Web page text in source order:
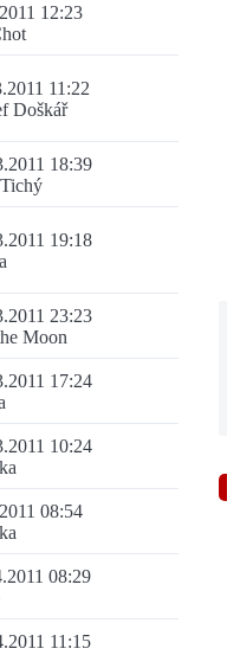
12:23
11:22
Doškář
18:39
19:18
23:23
Moon
17:24
10:24
08:54
08:29
11:15